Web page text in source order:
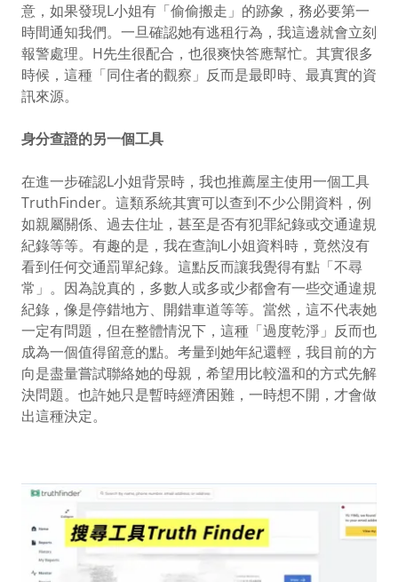
意，如果發現L小姐有「偷偷搬走」的跡象，務必要第一
時間通知我們。一旦確認她有逃租行為，我這邊就會立刻
報警處理。H先生很配合，也很爽快答應幫忙。其實很多
時候，這種「同住者的觀察」反而是最即時、最真實的資
訊來源。
身分查證的另一個工具
在進一步確認L小姐背景時，我也推薦屋主使用一個工具
TruthFinder。這類系統其實可以查到不少公開資料，例
如親屬關係、過去住址，甚至是否有犯罪紀錄或交通違規
紀錄等等。有趣的是，我在查詢L小姐資料時，竟然沒有
看到任何交通罰單紀錄。這點反而讓我覺得有點「不尋
常」。因為說真的，多數人或多或少都會有一些交通違規
紀錄，像是停錯地方、開錯車道等等。當然，這不代表她
一定有問題，但在整體情況下，這種「過度乾淨」反而也
成為一個值得留意的點。考量到她年紀還輕，我目前的方
向是盡量嘗試聯絡她的母親，希望用比較溫和的方式先解
決問題。也許她只是暫時經濟困難，一時想不開，才會做
出這種決定。